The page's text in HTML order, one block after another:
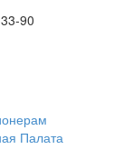
90
Палата